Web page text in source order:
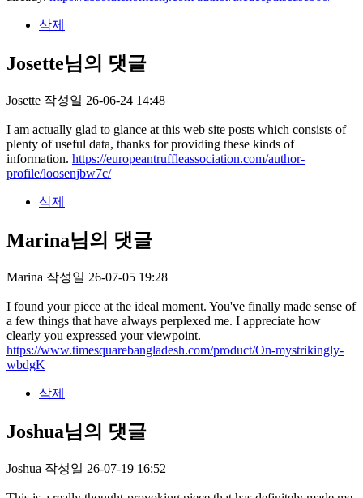
삭제
Josette님의 댓글
Josette 작성일 26-06-24 14:48
I am actually glad to glance at this web site posts which consists of
plenty of useful data, thanks for providing these kinds of
information. https://europeantruffleassociation.com/author-
profile/loosenjbw7c/
삭제
Marina님의 댓글
Marina 작성일 26-07-05 19:28
I found your piece at the ideal moment. You've finally made sense of
a few things that have always perplexed me. I appreciate how
clearly you expressed your viewpoint.
https://www.timesquarebangladesh.com/product/On-mystrikingly-
wbdgK
삭제
Joshua님의 댓글
Joshua 작성일 26-07-19 16:52